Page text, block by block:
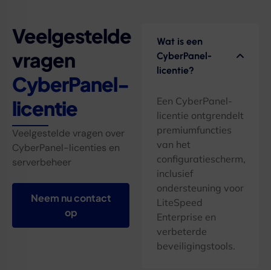
Veelgestelde
vragen
CyberPanel-
licentie
Veelgestelde vragen over
CyberPanel-licenties en
serverbeheer
Neem nu contact
op
Wat is een
CyberPanel-
licentie?
Een CyberPanel-
licentie ontgrendelt
premiumfuncties
van het
configuratiescherm,
inclusief
ondersteuning voor
LiteSpeed ​​
Enterprise en
verbeterde
beveiligingstools.